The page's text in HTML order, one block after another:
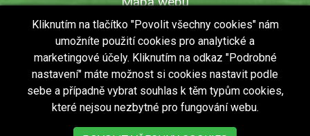
O webu
Povinně zveřejňované informace
Ochrana osobních údajů (GDPR)
Vyhledávání
RSS
Kliknutím na tlačítko "Povolit všechny cookies" nám
umožníte použití cookies pro analytické a
marketingové účely. Kliknutím na odkaz "Podrobné
nastavení" máte možnost si cookies nastavit podle
sebe a případně vybrat souhlas k těm typům cookies,
které nejsou nezbytné pro fungování webu.